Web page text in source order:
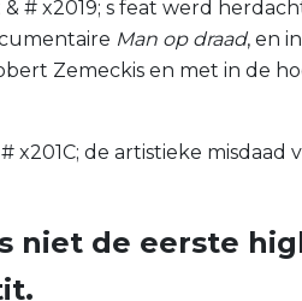
# x2019; s feat werd
Man op draad, en in
Zemeckis en met in de
de artistieke misdaad
niet de eerste